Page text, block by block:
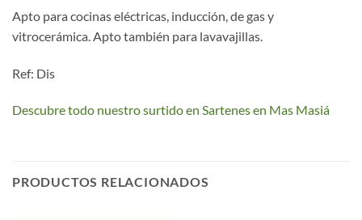
Apto para cocinas eléctricas, inducción, de gas y
vitrocerámica. Apto también para lavavajillas.
Ref: Dis
Descubre todo nuestro surtido en Sartenes en Mas Masiá
PRODUCTOS RELACIONADOS